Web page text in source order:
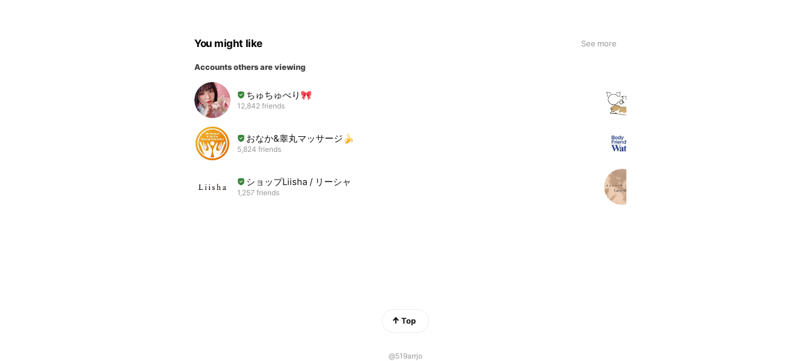
You might like See more
Accounts others are viewing
ちゅちゅべり🎀
12,842 friends
おなか&睾丸マッサージ🍌
5,824 friends
ショップLiisha / リーシャ
1,257 friends
Top
@519arrjo